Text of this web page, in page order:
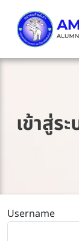
เข้าสู่ร
Username